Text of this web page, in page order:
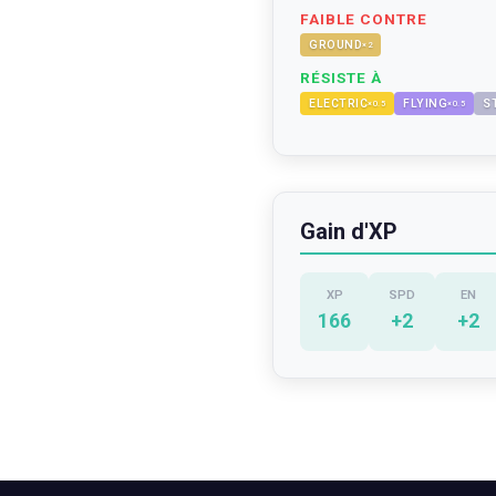
FAIBLE CONTRE
GROUND× 2
RÉSISTE À
ELECTRIC×0.5 FLYING×0.5
Gain d'XP
XP
166
SPD
+2
EN
+2